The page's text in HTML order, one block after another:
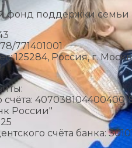
фонд поддержки семьи
771401001
125284, Россия, г.
России"
счёта банка: